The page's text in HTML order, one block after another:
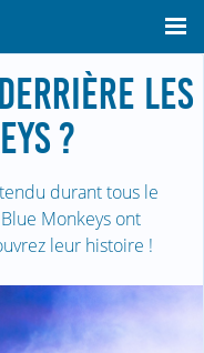
LES
?
durant tous le
Monkeys ont
leur histoire !